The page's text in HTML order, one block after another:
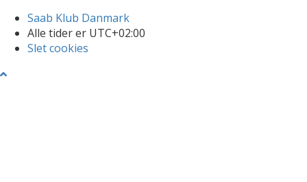
Saab Klub Danmark
Alle tider er UTC+02:00
Slet cookies